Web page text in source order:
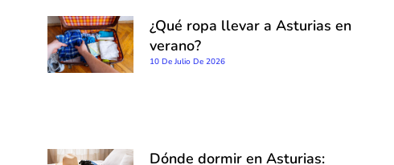
¿Qué ropa llevar a Asturias en
verano?
10 De Julio De 2026
Dónde dormir en Asturias: